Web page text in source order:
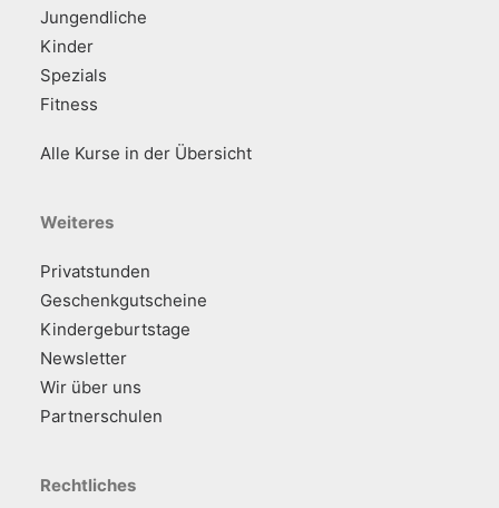
Jungendliche
Kinder
Spezials
Fitness
Alle Kurse in der Übersicht
Weiteres
Privatstunden
Geschenkgutscheine
Kindergeburtstage
Newsletter
Wir über uns
Partnerschulen
Rechtliches